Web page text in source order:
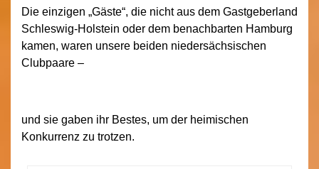
Die einzigen „Gäste“, die nicht aus dem Gastgeberland
Schleswig-Holstein oder dem benachbarten Hamburg
kamen, waren unsere beiden niedersächsischen
Clubpaare –
und sie gaben ihr Bestes, um der heimischen
Konkurrenz zu trotzen.